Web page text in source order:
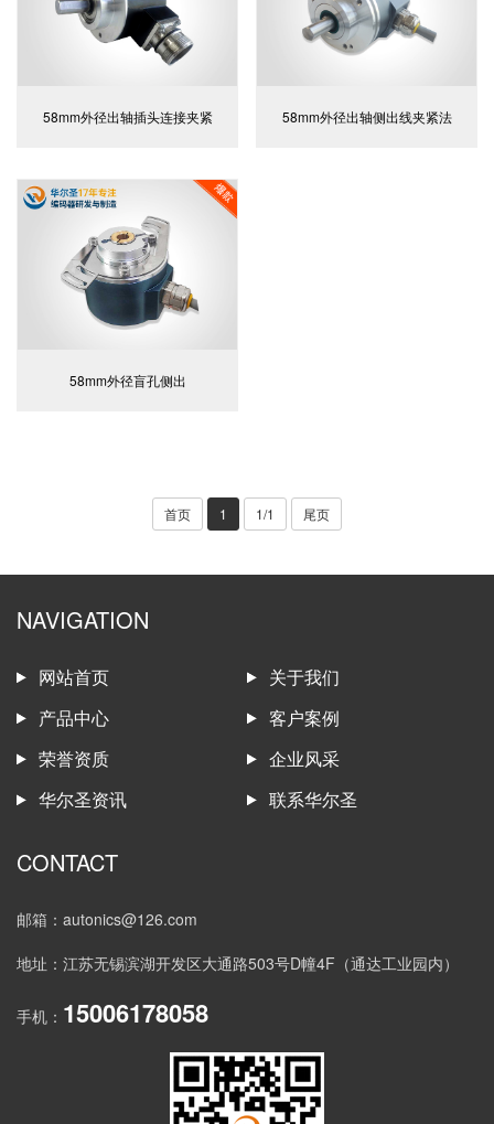
58mm外径出轴插头连接夹紧 58mm外径出轴侧出线夹紧法
58mm外径盲孔侧出
首页 1 1/1 尾页
NAVIGATION
网站首页
关于我们
产品中心
客户案例
荣誉资质
企业风采
华尔圣资讯
联系华尔圣
CONTACT
邮箱：autonics@126.com
地址：江苏无锡滨湖开发区大通路503号D幢4F（通达工业园内）
手机： 15006178058